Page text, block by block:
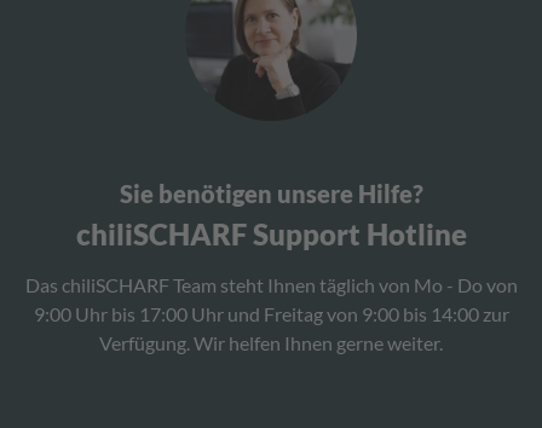
Sie benötigen unsere Hilfe?
chiliSCHARF Support Hotline
Das chiliSCHARF Team steht Ihnen täglich von Mo - Do von
9:00 Uhr bis 17:00 Uhr und Freitag von 9:00 bis 14:00 zur
Verfügung. Wir helfen Ihnen gerne weiter.